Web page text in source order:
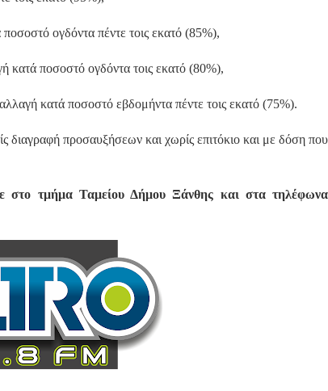
ογδόντα πέντε τοις εκατό (85%),
ποσοστό ογδόντα τοις εκατό (80%),
κατά ποσοστό εβδομήντα πέντε τοις εκατό (75%).
διαγραφή προσαυξήσεων και χωρίς επιτόκιο και με δόση που
στο τμήμα Ταμείου Δήμου Ξάνθης και στα τηλέφωνα